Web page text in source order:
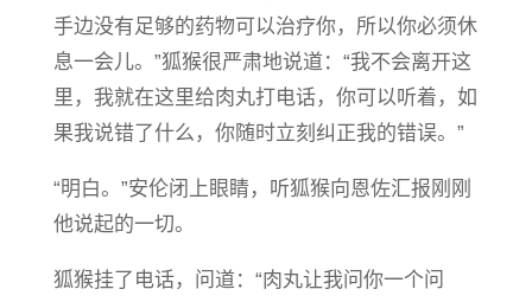
手边没有足够的药物可以治疗你，所以你必须休
息一会儿。”狐猴很严肃地说道：“我不会离开这
里，我就在这里给肉丸打电话，你可以听着，如
果我说错了什么，你随时立刻纠正我的错误。”
“明白。”安伦闭上眼睛，听狐猴向恩佐汇报刚刚
他说起的一切。
狐猴挂了电话，问道：“肉丸让我问你一个问